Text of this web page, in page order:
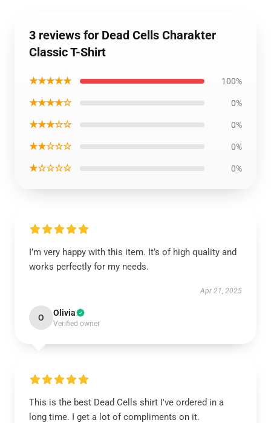
3 reviews for Dead Cells Charakter
Classic T-Shirt
★★★★★ 100%
★★★★☆ 0%
★★★☆☆ 0%
★★☆☆☆ 0%
★☆☆☆☆ 0%
I’m very happy with this item. It’s of high quality and
works perfectly for my needs.
Apr 21, 2025
O Olivia
Verified owner
This is the best Dead Cells shirt I've ordered in a
long time. I get a lot of compliments on it.